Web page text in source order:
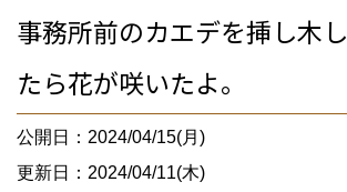
事務所前のカエデを挿し木し
たら花が咲いたよ。
公開日：2024/04/15(月)
更新日：2024/04/11(木)